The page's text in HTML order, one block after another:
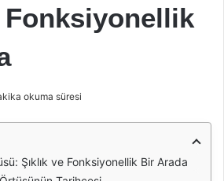
Fonksiyonellik
okuma süresi
Şıklık ve Fonksiyonellik Bir Arada